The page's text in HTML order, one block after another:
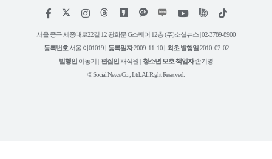
페
스
인
타
램
위
트
유
튜
틱
서울 중구 세종대로22길 12 광화문 G스퀘어 12층 (주)소셜뉴스 | 02-3789-8900
등록번호서울 아01019 | 등록일자2009. 11. 10 | 최초 발행일 2010. 02. 02
발행인 이동기 | 편집인채석원 | 청소년 보호 책임자손기영
© Social News Co., Ltd. All Right Reserved.